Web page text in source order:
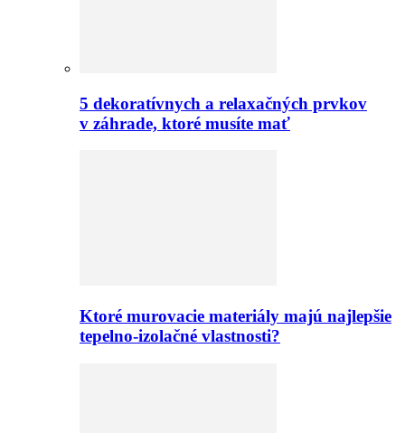
5 dekoratívnych a relaxačných prvkov
v záhrade, ktoré musíte mať
Ktoré murovacie materiály majú najlepšie
tepelno-izolačné vlastnosti?